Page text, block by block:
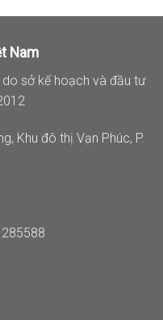
Nam
sở kế hoạch và đầu tư
Khu đô thị Vạn Phúc, P.